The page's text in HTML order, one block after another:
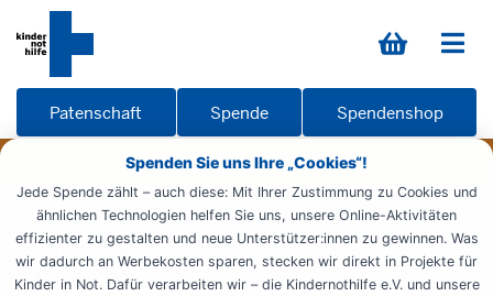
Spenden Sie uns Ihre „Cookies“!
Jede Spende zählt – auch diese: Mit Ihrer Zustimmung zu Cookies und
ähnlichen Technologien helfen Sie uns, unsere Online-Aktivitäten
effizienter zu gestalten und neue Unterstützer:innen zu gewinnen. Was
wir dadurch an Werbekosten sparen, stecken wir direkt in Projekte für
Kinder in Not. Dafür verarbeiten wir – die Kindernothilfe e.V. und unsere
Patenschaft Spende Spendenshop
Startseite Engagieren
Möglichkeiten
Unternehmen
Unternehmen im Portrait
Portrait: Weser-FLEX